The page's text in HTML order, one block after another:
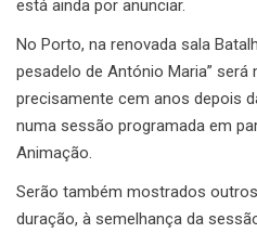
está ainda por anunciar.
No Porto, na renovada sala
pesadelo de António Maria”
precisamente cem anos depois
numa sessão programada em
Animação.
Serão também mostrados
duração, à semelhança da